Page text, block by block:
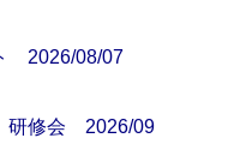
2026/08/07
研修会 2026/09